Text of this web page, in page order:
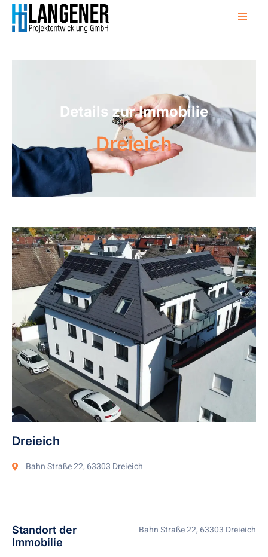
Details zur Immobilie
Dreieich
Dreieich
Bahn Straße 22, 63303 Dreieich
Standort der
Immobilie
Bahn Straße 22, 63303 Dreieich